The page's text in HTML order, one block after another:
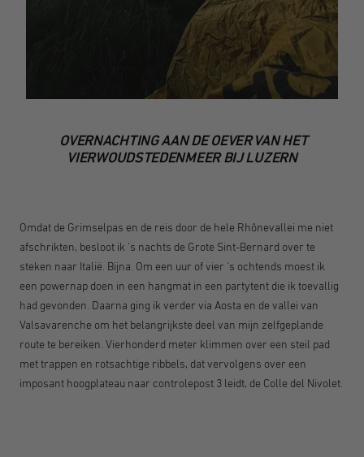
OVERNACHTING AAN DE OEVER VAN HET
VIERWOUDSTEDENMEER BIJ LUZERN
Omdat de Grimselpas en de reis door de hele Rhônevallei me niet
afschrikten, besloot ik 's nachts de Grote Sint-Bernard over te
steken naar Italië. Bijna. Om een uur of vier 's ochtends moest ik
een powernap doen in een hangmat in een partytent die ik toevallig
had gevonden. Daarna ging ik verder via Aosta en de vallei van
Valsavarenche om het belangrijkste deel van mijn zelfgeplande
route te bereiken. Vierhonderd meter klimmen over een steil pad
met trappen en rotsachtige ribbels, dat vervolgens over een
imposant hoogplateau naar controlepost 3 leidt, de Colle del Nivolet.